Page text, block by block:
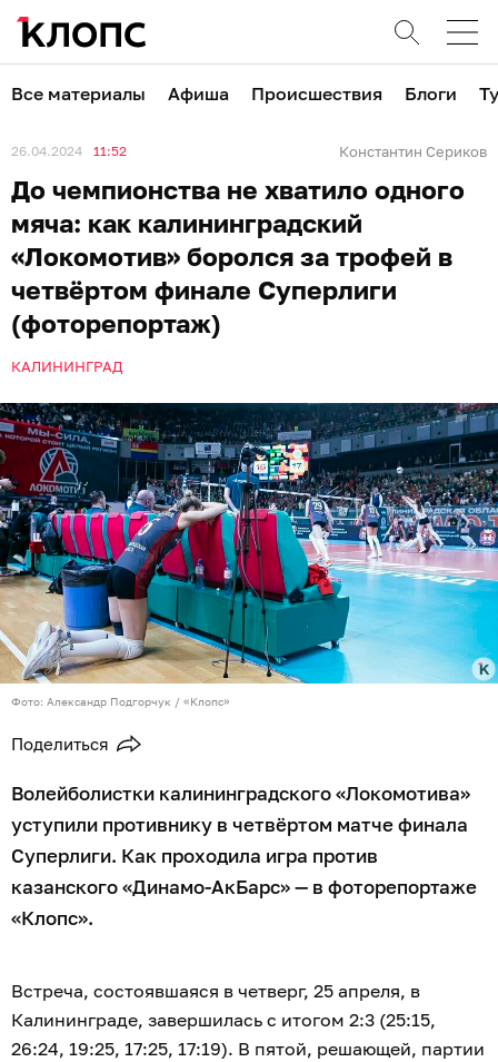
Все материалы Афиша Происшествия Блоги
26.04.2024 11:52 Константин Сериков
До чемпионства не хватило одного
мяча: как калининградский
«Локомотив» боролся за трофей в
четвёртом финале Суперлиги
(фоторепортаж)
КАЛИНИНГРАД
Фото: Александр Подгорчук / «Клопс»
Поделиться
Волейболистки калининградского «Локомотива»
уступили противнику в четвёртом матче финала
Суперлиги. Как проходила игра против
казанского «Динамо-АкБарс» — в фоторепортаже
«Клопс».
Встреча, состоявшаяся в четверг, 25 апреля, в
Калининграде, завершилась с итогом 2:3 (25:15,
26:24, 19:25, 17:25, 17:19). В пятой, решающей, партии